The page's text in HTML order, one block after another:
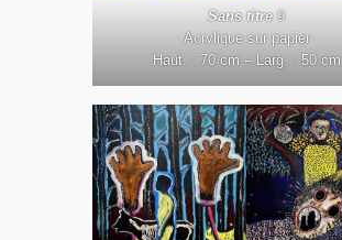
Sans titre9
Acrylique sur papier
Haut. : 70 cm – Larg. : 50 cm